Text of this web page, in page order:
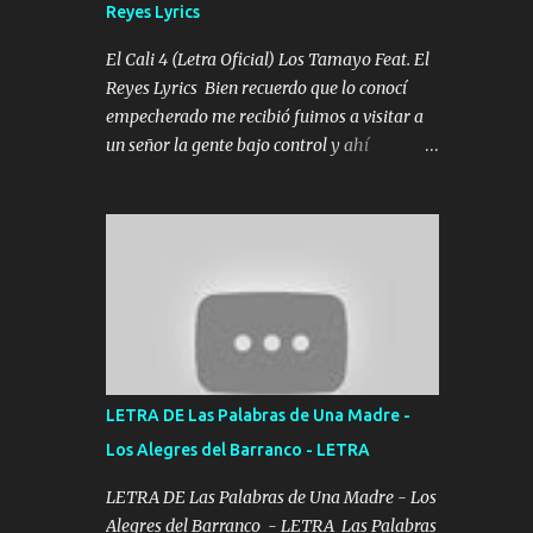
Tomense un buen trago Y así es como
empezamos los versos que voy cantando
(Music) A vido alta y bajas La carreta se
atora Pero nunca le aflojamos Ya me han
pasado cosas Y aunque ustedes no sepan
es...
Reyes Lyrics
El Cali 4 (Letra Oficial) Los Tamayo Feat. El
Reyes Lyrics Bien recuerdo que lo conocí
empecherado me recibió fuimos a visitar a
un señor la gente bajo control y ahí
reglas no secuestr0 no r0bar De La C giró la
orden nos comanda el doble P bien firmes
con Alto PRIETO y la camisa es color Verde y
peleam0s la Bandera por todita a la ciudad
con los drones patrullando la Frontera De
blancas ya hace falta mi APA FLACO verde
se le extraña pa que sepan Aquí Pura GENTE
DE LA RANA 🐸 POR CLAVE ES EL CALI 4
LETRA DE Las Palabras de Una Madre -
Los Alegres del Barranco - LETRA
LETRA DE Las Palabras de Una Madre - Los
Alegres del Barranco - LETRA Las Palabras